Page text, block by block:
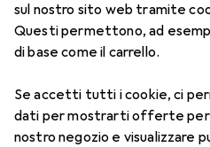
sul nostro sito web tramite
Questi permettono, ad
di base come il carrello.
Se accetti tutti i cookie, ci
dati per mostrarti offerte
nostro negozio e visualizzare
Prodotti Forum